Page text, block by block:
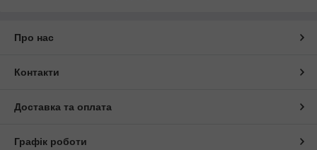
Про нас
Контакти
Доставка та оплата
Графік роботи